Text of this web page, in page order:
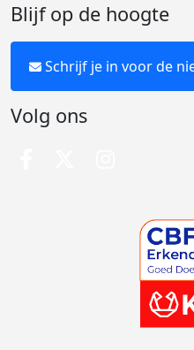
Blijf op de hoogte
Schrijf je in voor de
Volg ons